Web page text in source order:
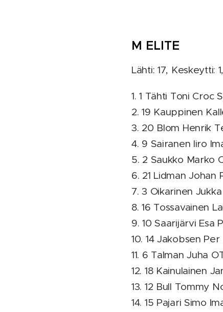
M ELITE
Lähti: 17, Keskeytti:
1. 1 Tähti Toni Croc
2. 19 Kauppinen
3. 20 Blom Henrik
4. 9 Sairanen Iiro
5. 2 Saukko Marko
6. 21 Lidman Johan
7. 3 Oikarinen
8. 16 Tossavainen
9. 10 Saarijärvi Esa
10. 14 Jakobsen
11. 6 Talman Juha
12. 18 Kainulainen
13. 12 Bull Tommy
14. 15 Pajari Simo